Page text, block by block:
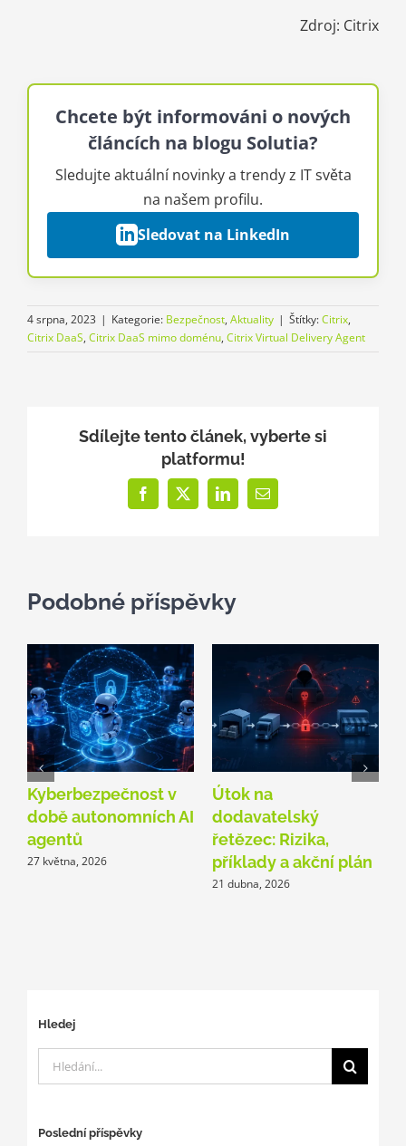
Zdroj: Citrix
Chcete být informováni o nových
článcích na blogu Solutia?
Sledujte aktuální novinky a trendy z IT světa
na našem profilu.
Sledovat na LinkedIn
4 srpna, 2023 | Kategorie: Bezpečnost, Aktuality | Štítky:Citrix,
Citrix DaaS, Citrix DaaS mimo doménu, Citrix Virtual Delivery Agent
Sdílejte tento článek, vyberte si
platformu!
Facebook
X LinkedIn
E-
mail
Podobné příspěvky
Kyberbezpečnost v
době autonomních AI
agentů
27 května, 2026
Útok na
dodavatelský
řetězec: Rizika,
příklady a akční plán
21 dubna, 2026
Hledej
Hledat:
Poslední příspěvky